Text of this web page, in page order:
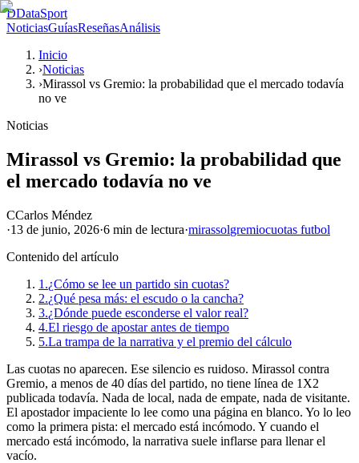
DDataSport
NoticiasGuíasReseñasAnálisis
Inicio
›Noticias
›Mirassol vs Gremio: la probabilidad que el mercado todavía
no ve
Noticias
Mirassol vs Gremio: la probabilidad que
el mercado todavía no ve
CCarlos Méndez
·13 de junio, 2026·6 min de lectura·mirassolgremiocuotas futbol
Contenido del artículo
1.¿Cómo se lee un partido sin cuotas?
2.¿Qué pesa más: el escudo o la cancha?
3.¿Dónde puede esconderse el valor real?
4.El riesgo de apostar antes de tiempo
5.La trampa de la narrativa y el premio del cálculo
Las cuotas no aparecen. Ese silencio es ruidoso. Mirassol contra
Gremio, a menos de 40 días del partido, no tiene línea de 1X2
publicada todavía. Nada de local, nada de empate, nada de visitante.
El apostador impaciente lo lee como una página en blanco. Yo lo leo
como la primera pista: el mercado está incómodo. Y cuando el
mercado está incómodo, la narrativa suele inflarse para llenar el
vacío.